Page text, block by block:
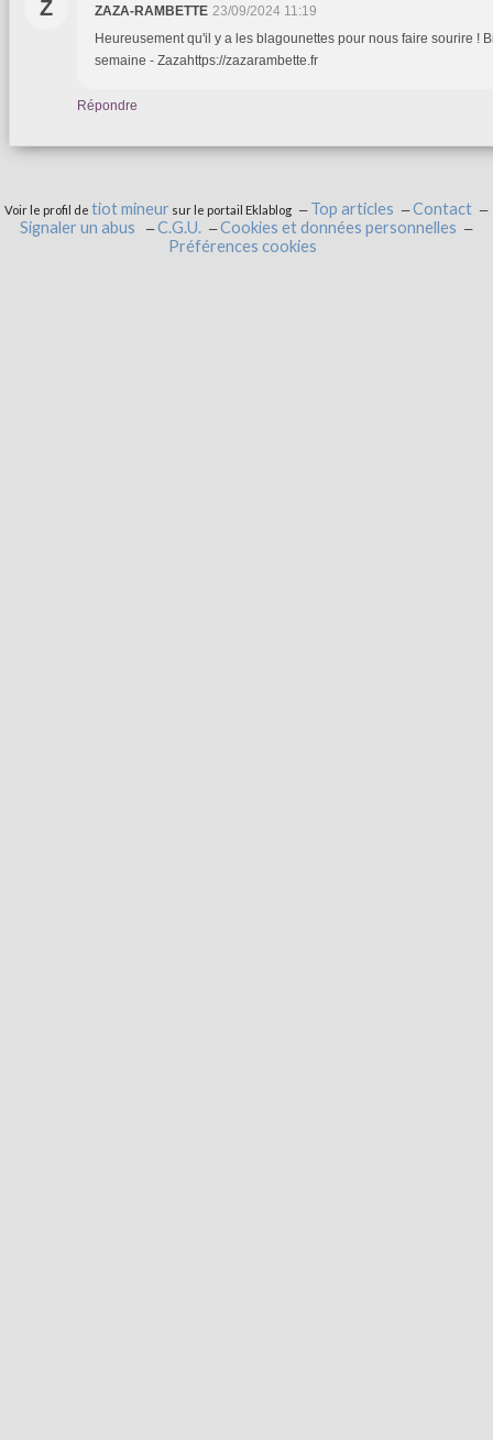
Z ZAZA-RAMBETTE 23/09/2024 11:19
Heureusement qu'il y a les blagounettes pour nous faire sourire !
semaine - Zazahttps://zazarambette.fr
Répondre
Voir le profil de tiot mineur sur le portail Eklablog Top articles
Contact
Signaler un abus
C.G.U.
Cookies et données personnelles
Préférences cookies